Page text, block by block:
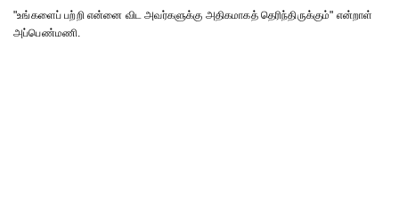
"உங்களைப் பற்றி என்னை விட அவர்களுக்கு அதிகமாகத் தெரிந்திருக்கும்" என்றாள்
அப்பெண்மணி.